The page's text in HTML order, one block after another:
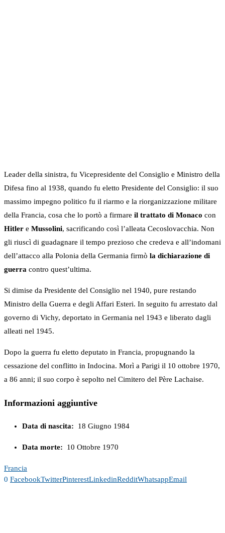
Leader della sinistra, fu Vicepresidente del Consiglio e Ministro della
Difesa fino al 1938, quando fu eletto Presidente del Consiglio: il suo
massimo impegno politico fu il riarmo e la riorganizzazione militare
della Francia, cosa che lo portò a firmare il trattato di Monaco con
Hitler e Mussolini, sacrificando così l’alleata Cecoslovacchia. Non
gli riuscì di guadagnare il tempo prezioso che credeva e all’indomani
dell’attacco alla Polonia della Germania firmò la dichiarazione di
guerra contro quest’ultima.
Si dimise da Presidente del Consiglio nel 1940, pure restando
Ministro della Guerra e degli Affari Esteri. In seguito fu arrestato dal
governo di Vichy, deportato in Germania nel 1943 e liberato dagli
alleati nel 1945.
Dopo la guerra fu eletto deputato in Francia, propugnando la
cessazione del conflitto in Indocina. Morì a Parigi il 10 ottobre 1970,
a 86 anni; il suo corpo è sepolto nel Cimitero del Père Lachaise.
Informazioni aggiuntive
Data di nascita: 18 Giugno 1984
Data morte: 10 Ottobre 1970
Francia
0 FacebookTwitterPinterestLinkedinRedditWhatsappEmail